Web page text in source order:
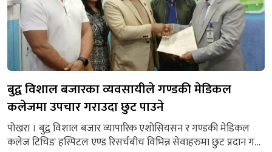
बुद्व विशाल बजारका व्यवसायीले गण्डकी मेडिकल
कलेजमा उपचार गराउदा छुट पाउने
पोखरा । बुद्व विशाल बजार व्यापारिक एशोसियसन र गण्डकी मेडिकल
कलेज टिचिङ हस्पिटल एण्ड रिसर्चबीच विभिन्न सेवाहरुमा छुट प्रदान गर्ने